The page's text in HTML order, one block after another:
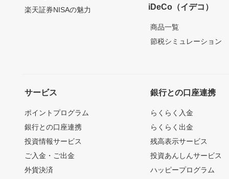
楽天証券NISAの魅力
iDeCo（イデコ）
商品一覧
節税シミュレーション
サービス
ポイントプログラム
銀行との口座連携
投資情報サービス
ご入金・ご出金
外貨決済
銀行との口座連携
らくらく入金
らくらく出金
残高表示サービス
投資あんしんサービス
ハッピープログラム